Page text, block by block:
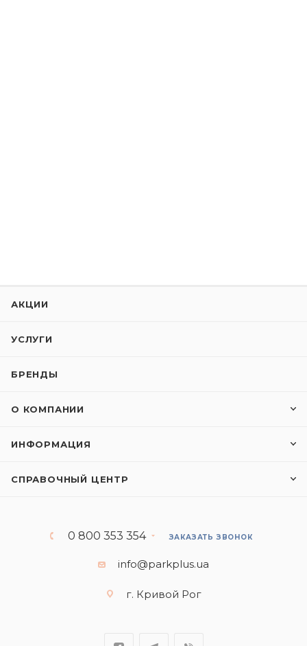
АКЦИИ
УСЛУГИ
БРЕНДЫ
О КОМПАНИИ
ИНФОРМАЦИЯ
СПРАВОЧНЫЙ ЦЕНТР
0 800 353 354 ЗАКАЗАТЬ ЗВОНОК
info@parkplus.ua
г. Кривой Рог